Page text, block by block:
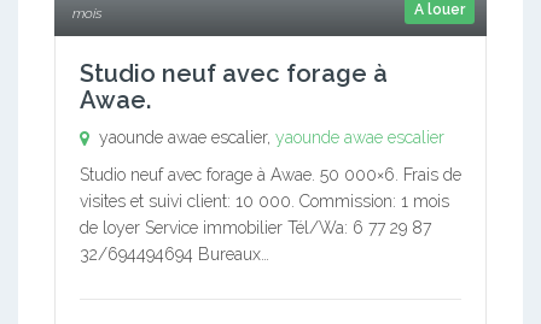
A louer
mois
Studio neuf avec forage à
Awae.
yaounde awae escalier, yaounde awae escalier
Studio neuf avec forage à Awae. 50 000×6. Frais de
visites et suivi client: 10 000. Commission: 1 mois
de loyer Service immobilier Tél/Wa: 6 77 29 87
32/694494694 Bureaux…